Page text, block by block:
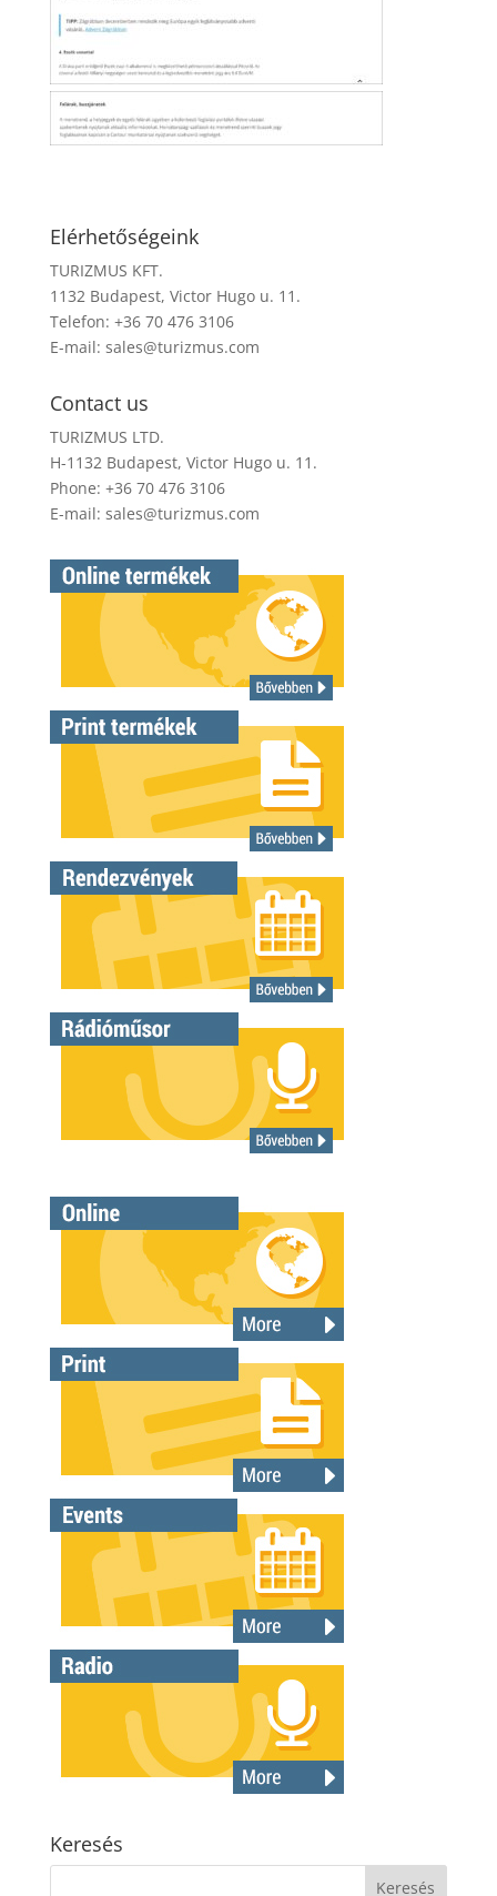
Elérhetőségeink
TURIZMUS KFT.
1132 Budapest, Victor Hugo u. 11.
Telefon: +36 70 476 3106
E-mail: sales@turizmus.com
Contact us
TURIZMUS LTD.
H-1132 Budapest, Victor Hugo u. 11.
Phone: +36 70 476 3106
E-mail: sales@turizmus.com
Keresés